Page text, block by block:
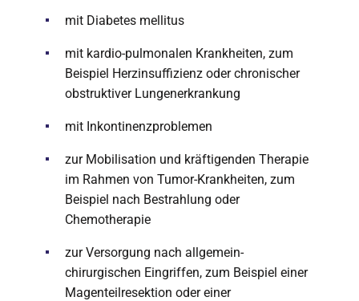
mit Diabetes mellitus
mit kardio-pulmonalen Krankheiten, zum
Beispiel Herzinsuffizienz oder chronischer
obstruktiver Lungenerkrankung
mit Inkontinenzproblemen
zur Mobilisation und kräftigenden Therapie
im Rahmen von Tumor-Krankheiten, zum
Beispiel nach Bestrahlung oder
Chemotherapie
zur Versorgung nach allgemein-
chirurgischen Eingriffen, zum Beispiel einer
Magenteilresektion oder einer